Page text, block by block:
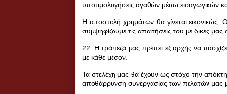
υποτιμολογήσεις αγαθών μέσω εισαγωγικών
Η αποστολή χρημάτων θα γίνεται εικονικώς.
συμψηφίζουμε τις απαιτήσεις του με δικές μας
22. Η τράπεζά μας πρέπει εξ αρχής να
με κάθε μέσον.
Τα στελέχη μας θα έχουν ως στόχο την
αποθάρρυνση συνεργασίας των πελατών μας